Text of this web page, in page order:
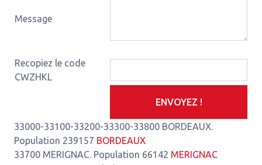
Message
Recopiez le code
CWZHKL
ENVOYEZ !
33000-33100-33200-33300-33800 BORDEAUX.
Population 239157 BORDEAUX
33700 MERIGNAC. Population 66142 MERIGNAC